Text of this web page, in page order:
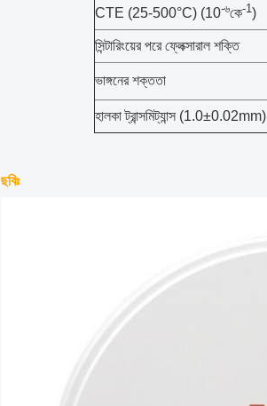
CTE (25-500°C) (10-৬কে-1)
সিন্টারিংয়ের পরে ফ্লেক্সারাল শক্তি
ভাঙ্গনের শক্ততা
হালকা ট্রান্সমিট্যান্স (1.0±0.02mm)
ছবিঃ